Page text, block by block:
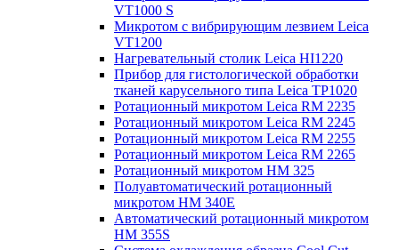
VT1000 S
Микротом с вибрирующим лезвием Leica
VT1200
Нагревательный столик Leica HI1220
Прибор для гистологической обработки
тканей карусельного типа Leica TP1020
Ротационный микротом Leica RM 2235
Ротационный микротом Leica RM 2245
Ротационный микротом Leica RM 2255
Ротационный микротом Leica RM 2265
Ротационный микротом HM 325
Полуавтоматический ротационный
микротом HM 340E
Автоматический ротационный микротом
HM 355S